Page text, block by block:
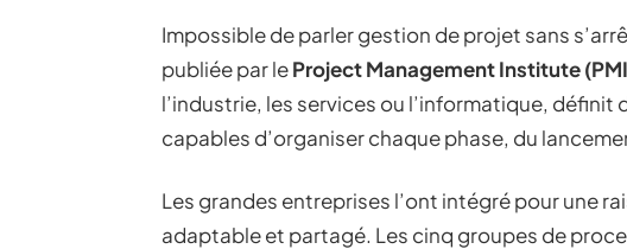
Impossible de parler gestion de projet sans
publiée par leProject Management Institute
l’industrie, les services ou l’informatique,
capables d’organiser chaque phase, du
Les grandes entreprises l’ont intégré pour une
adaptable et partagé. Les cinq groupes de